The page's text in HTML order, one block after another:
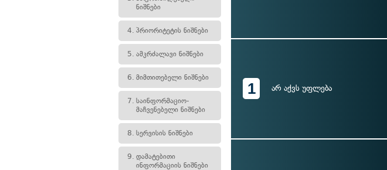
ნიშნები
4. პრიორიტეტის ნიშნები
5. ამკრძალავი ნიშნები
6. მიმთითებელი ნიშნები
7. საინფორმაციო-
მაჩვენებელი ნიშნები
8. სერვისის ნიშნები
9. დამატებითი
ინფორმაციის ნიშნები
1 არ აქვს უფლება